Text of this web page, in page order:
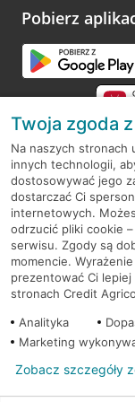
opinie.
Pobierz
RODO
Regulamin serwisu
Mapa serwisu
PolitykaCookies
© 2026 Credit Agricole
Twoja zgoda
Na naszych stronach
innych technologii,
dostosowywać jego
dostarczać Ci
internetowych.
odrzucić pliki cookie
serwisu. Zgody są
momencie.
prezentować Ci
stronach Credit
Analityka
Marketing
Zobacz szczegóły